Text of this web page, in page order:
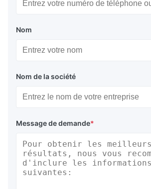
Nom
Nom de la société
Message de demande*